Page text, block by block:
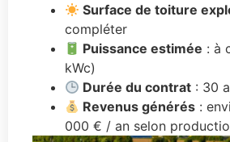
Surface de toiture
compléter
Puissance estimée : à
kWc)
Durée du contrat : 30
Revenus générés :
000 € / an selon